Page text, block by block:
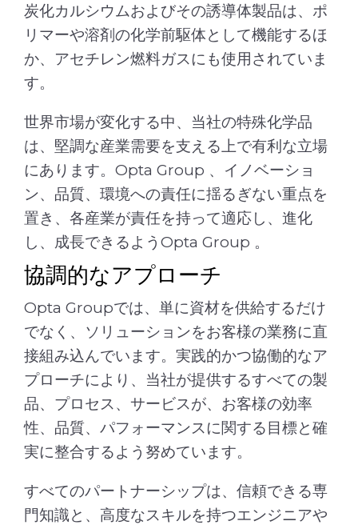
炭化カルシウムおよびその誘導体製品は、ポ
リマーや溶剤の化学前駆体として機能するほ
か、アセチレン燃料ガスにも使用されていま
す。
世界市場が変化する中、当社の特殊化学品
は、堅調な産業需要を支える上で有利な立場
にあります。Opta Group 、イノベーショ
ン、品質、環境への責任に揺るぎない重点を
置き、各産業が責任を持って適応し、進化
し、成長できるようOpta Group 。
協調的なアプローチ
Opta Groupでは、単に資材を供給するだけ
でなく、ソリューションをお客様の業務に直
接組み込んでいます。実践的かつ協働的なア
プローチにより、当社が提供するすべての製
品、プロセス、サービスが、お客様の効率
性、品質、パフォーマンスに関する目標と確
実に整合するよう努めています。
すべてのパートナーシップは、信頼できる専
門知識と、高度なスキルを持つエンジニアや